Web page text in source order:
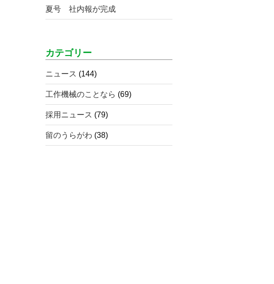
夏号 社内報が完成
カテゴリー
ニュース (144)
工作機械のことなら (69)
採用ニュース (79)
留のうらがわ (38)